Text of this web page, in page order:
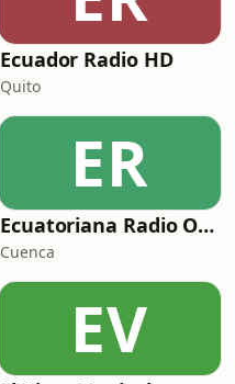
Ecuador Radio HD
Quito
ER
Ecuatoriana Radio Online
Cuenca
EV